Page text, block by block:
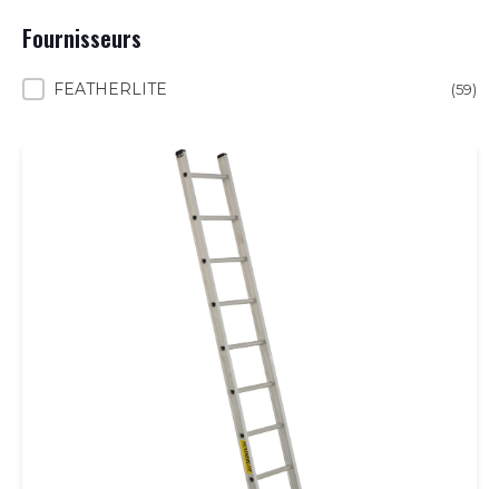
Fournisseurs
Fournisseurs
FEATHERLITE (59)